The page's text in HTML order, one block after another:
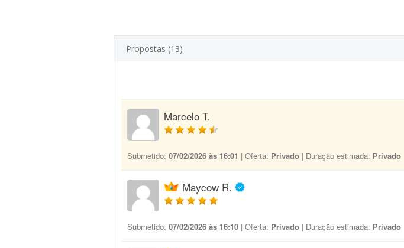
Propostas (13)
Marcelo T.
Submetido: 07/02/2026 às 16:01 | Oferta: Privado | Duração estimada: Privado
Maycow R.
Submetido: 07/02/2026 às 16:10 | Oferta: Privado | Duração estimada: Privado